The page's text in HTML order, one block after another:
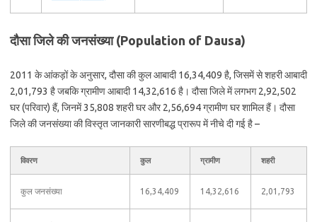
दौसा जिले की जनसंख्या (Population of Dausa)
2011 के आंकड़ों के अनुसार, दौसा की कुल आबादी 16,34,409 है, जिसमें से शहरी आबादी
2,01,793 है जबकि ग्रामीण आबादी 14,32,616 है। दौसा जिले में लगभग 2,92,502
घर (परिवार) हैं, जिनमें 35,808 शहरी घर और 2,56,694 ग्रामीण घर शामिल हैं। दौसा
जिले की जनसंख्या की विस्तृत जानकारी सारणीबद्ध प्रारूप में नीचे दी गई है –
विवरण कुल ग्रामीण शहरी
कुल जनसंख्या 16,34,409 14,32,616 2,01,793